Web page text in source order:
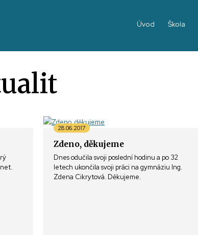
Úvod Škola
Zdeno, děkujeme
28.06.2017
Dnes odučila svoji poslední hodinu a po 32
letech ukončila svoji práci na gymnáziu Ing.
Zdena Cikrytová. Děkujeme.